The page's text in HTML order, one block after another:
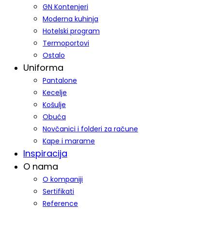
GN Kontenjeri
Moderna kuhinja
Hotelski program
Termoportovi
Ostalo
Uniforma
Pantalone
Kecelje
Košulje
Obuća
Novčanici i folderi za račune
Kape i marame
Inspiracija
O nama
O kompaniji
Sertifikati
Reference